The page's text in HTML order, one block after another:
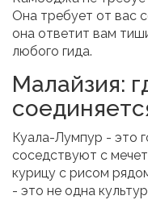
Она требует от вас
она ответит вам
любого гида.
Малайзия:
Куала-Лумпур - это
соседствуют с
курицу с рисом
- это не одна